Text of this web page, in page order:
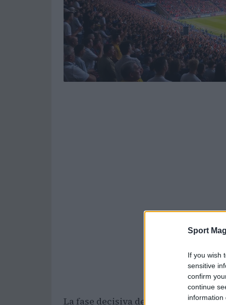
Sport
If you wish
sensitive
confirm
continue
information
La fase decisiva del campeonato